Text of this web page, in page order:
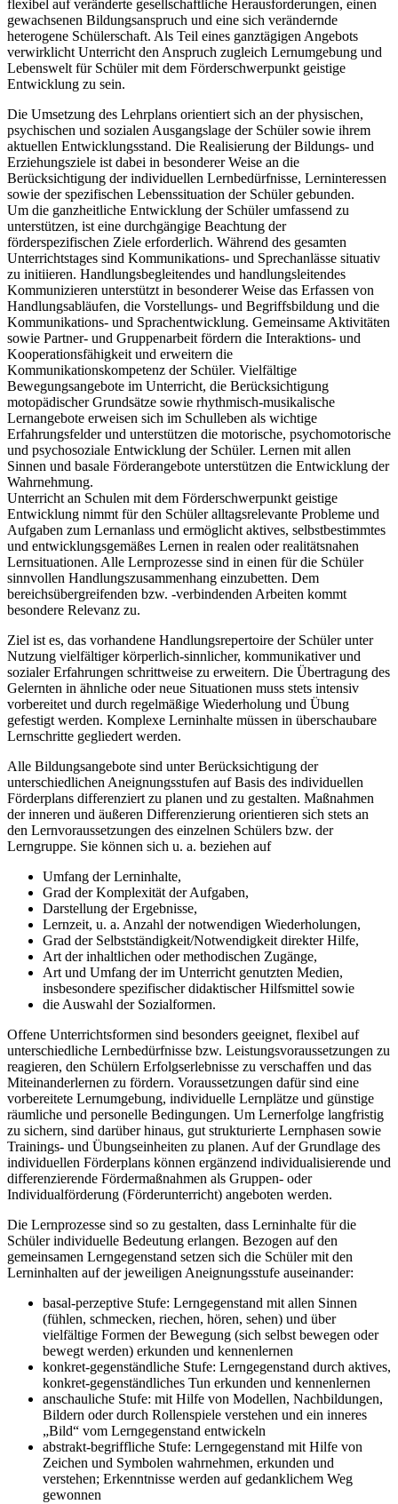
flexibel auf veränderte gesellschaftliche Herausforderungen, einen
gewachsenen Bildungsanspruch und eine sich verändernde
heterogene Schülerschaft. Als Teil eines ganztägigen Angebots
verwirklicht Unterricht den Anspruch zugleich Lernumgebung und
Lebenswelt für Schüler mit dem Förderschwerpunkt geistige
Entwicklung zu sein.
Die Umsetzung des Lehrplans orientiert sich an der physischen,
psychischen und sozialen Ausgangslage der Schüler sowie ihrem
aktuellen Entwicklungsstand. Die Realisierung der Bildungs- und
Erziehungsziele ist dabei in besonderer Weise an die
Berücksichtigung der individuellen Lernbedürfnisse, Lerninteressen
sowie der spezifischen Lebenssituation der Schüler gebunden.
Um die ganzheitliche Entwicklung der Schüler umfassend zu
unterstützen, ist eine durchgängige Beachtung der
förderspezifischen Ziele erforderlich. Während des gesamten
Unterrichtstages sind Kommunikations- und Sprechanlässe situativ
zu initiieren. Handlungsbegleitendes und handlungsleitendes
Kommunizieren unterstützt in besonderer Weise das Erfassen von
Handlungsabläufen, die Vorstellungs- und Begriffsbildung und die
Kommunikations- und Sprachentwicklung. Gemeinsame Aktivitäten
sowie Partner- und Gruppenarbeit fördern die Interaktions- und
Kooperationsfähigkeit und erweitern die
Kommunikationskompetenz der Schüler. Vielfältige
Bewegungsangebote im Unterricht, die Berücksichtigung
motopädischer Grundsätze sowie rhythmisch-musikalische
Lernangebote erweisen sich im Schulleben als wichtige
Erfahrungsfelder und unterstützen die motorische, psychomotorische
und psychosoziale Entwicklung der Schüler. Lernen mit allen
Sinnen und basale Förderangebote unterstützen die Entwicklung der
Wahrnehmung.
Unterricht an Schulen mit dem Förderschwerpunkt geistige
Entwicklung nimmt für den Schüler alltagsrelevante Probleme und
Aufgaben zum Lernanlass und ermöglicht aktives, selbstbestimmtes
und entwicklungsgemäßes Lernen in realen oder realitätsnahen
Lernsituationen. Alle Lernprozesse sind in einen für die Schüler
sinnvollen Handlungszusammenhang einzubetten. Dem
bereichsübergreifenden bzw. -verbindenden Arbeiten kommt
besondere Relevanz zu.
Ziel ist es, das vorhandene Handlungsrepertoire der Schüler unter
Nutzung vielfältiger körperlich-sinnlicher, kommunikativer und
sozialer Erfahrungen schrittweise zu erweitern. Die Übertragung des
Gelernten in ähnliche oder neue Situationen muss stets intensiv
vorbereitet und durch regelmäßige Wiederholung und Übung
gefestigt werden. Komplexe Lerninhalte müssen in überschaubare
Lernschritte gegliedert werden.
Alle Bildungsangebote sind unter Berücksichtigung der
unterschiedlichen Aneignungsstufen auf Basis des individuellen
Förderplans differenziert zu planen und zu gestalten. Maßnahmen
der inneren und äußeren Differenzierung orientieren sich stets an
den Lernvoraussetzungen des einzelnen Schülers bzw. der
Lerngruppe. Sie können sich u. a. beziehen auf
Umfang der Lerninhalte,
Grad der Komplexität der Aufgaben,
Darstellung der Ergebnisse,
Lernzeit, u. a. Anzahl der notwendigen Wiederholungen,
Grad der Selbstständigkeit/Notwendigkeit direkter Hilfe,
Art der inhaltlichen oder methodischen Zugänge,
Art und Umfang der im Unterricht genutzten Medien,
insbesondere spezifischer didaktischer Hilfsmittel sowie
die Auswahl der Sozialformen.
Offene Unterrichtsformen sind besonders geeignet, flexibel auf
unterschiedliche Lernbedürfnisse bzw. Leistungsvoraussetzungen zu
reagieren, den Schülern Erfolgserlebnisse zu verschaffen und das
Miteinanderlernen zu fördern. Voraussetzungen dafür sind eine
vorbereitete Lernumgebung, individuelle Lernplätze und günstige
räumliche und personelle Bedingungen. Um Lernerfolge langfristig
zu sichern, sind darüber hinaus, gut strukturierte Lernphasen sowie
Trainings- und Übungseinheiten zu planen. Auf der Grundlage des
individuellen Förderplans können ergänzend individualisierende und
differenzierende Fördermaßnahmen als Gruppen- oder
Individualförderung (Förderunterricht) angeboten werden.
Die Lernprozesse sind so zu gestalten, dass Lerninhalte für die
Schüler individuelle Bedeutung erlangen. Bezogen auf den
gemeinsamen Lerngegenstand setzen sich die Schüler mit den
Lerninhalten auf der jeweiligen Aneignungsstufe auseinander:
basal-perzeptive Stufe: Lerngegenstand mit allen Sinnen
(fühlen, schmecken, riechen, hören, sehen) und über
vielfältige Formen der Bewegung (sich selbst bewegen oder
bewegt werden) erkunden und kennenlernen
konkret-gegenständliche Stufe: Lerngegenstand durch aktives,
konkret-gegenständliches Tun erkunden und kennenlernen
anschauliche Stufe: mit Hilfe von Modellen, Nachbildungen,
Bildern oder durch Rollenspiele verstehen und ein inneres
„Bild“ vom Lerngegenstand entwickeln
abstrakt-begriffliche Stufe: Lerngegenstand mit Hilfe von
Zeichen und Symbolen wahrnehmen, erkunden und
verstehen; Erkenntnisse werden auf gedanklichem Weg
gewonnen